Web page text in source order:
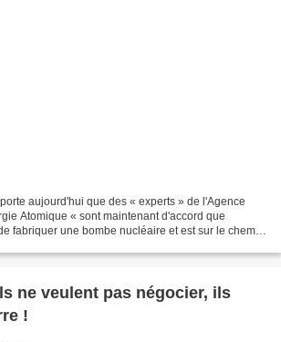
aujourd'hui que des « experts » de l'Agence
Atomique « sont maintenant d'accord que
fabriquer une bombe nucléaire et est sur le chemin
ne veulent pas négocier, ils
!